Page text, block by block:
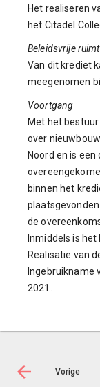
Het realiseren
het Citadel
Beleidsvrije
Van dit krediet
meegenomen
Voortgang
Met het
over
Noord en is
binnen het
de
Inmiddels is
Realisatie van
Ingebruikname
2021.
Vorige